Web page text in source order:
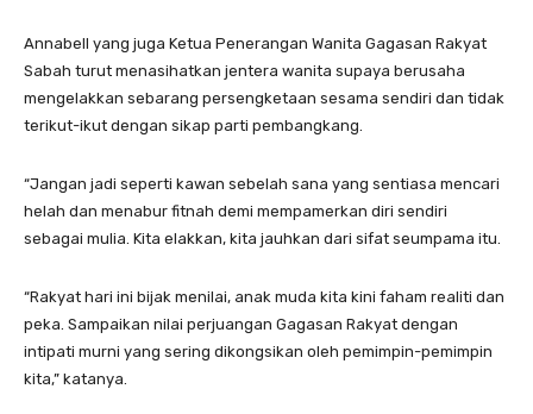
Annabell yang juga Ketua Penerangan Wanita Gagasan Rakyat
Sabah turut menasihatkan jentera wanita supaya berusaha
mengelakkan sebarang persengketaan sesama sendiri dan tidak
terikut-ikut dengan sikap parti pembangkang.
“Jangan jadi seperti kawan sebelah sana yang sentiasa mencari
helah dan menabur fitnah demi mempamerkan diri sendiri
sebagai mulia. Kita elakkan, kita jauhkan dari sifat seumpama itu.
“Rakyat hari ini bijak menilai, anak muda kita kini faham realiti dan
peka. Sampaikan nilai perjuangan Gagasan Rakyat dengan
intipati murni yang sering dikongsikan oleh pemimpin-pemimpin
kita,” katanya.